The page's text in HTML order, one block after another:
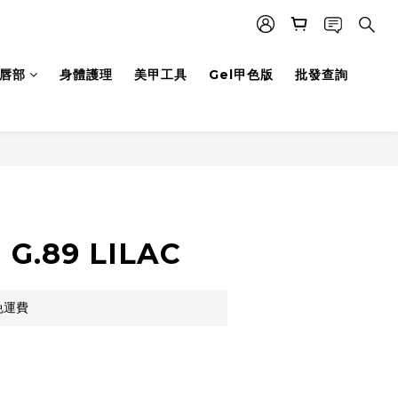
部 身體護理 美甲工具 Gel甲色版 批發查詢
LILAC
費